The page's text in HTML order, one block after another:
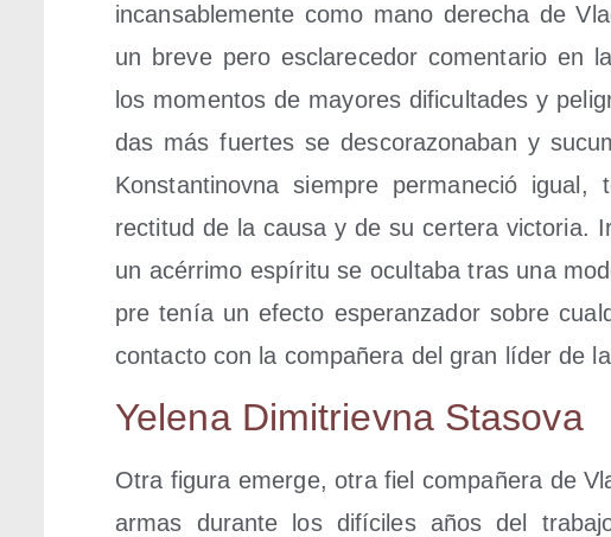
incan­sa­ble­men­te como mano dere­cha de
un bre­ve pero escla­re­ce­dor comen­ta­rio en
los momen­tos de mayo­res difi­cul­ta­des y
das más fuer­tes se des­co­ra­zo­na­ban y
Kons­tan­ti­nov­na siem­pre per­ma­ne­ció igual,
rec­ti­tud de la cau­sa y de su cer­te­ra vic­to­ria.
un acé­rri­mo espí­ri­tu se ocul­ta­ba tras una
pre tenía un efec­to espe­ran­za­dor sobre
con­tac­to con la com­pa­ñe­ra del gran líder de
Yele­na Dimi­triev­na Stasova
Otra figu­ra emer­ge, otra fiel com­pa­ñe­ra de
armas duran­te los difí­ci­les años del